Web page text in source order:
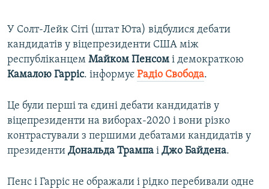
Усі сайти RFE/RL
У Солт-Лейк Сіті (штат Юта) відбулися дебати
кандидатів у віцепрезиденти США між
республіканцем Майком Пенсом і демократкою
Камалою Гарріс. інформує Радіо Свобода.
Це були перші та єдині дебати кандидатів у
віцепрезиденти на виборах-2020 і вони різко
контрастували з першими дебатами кандидатів у
президенти Дональда Трампа і Джо Байдена.
Пенс і Гарріс не ображали і рідко перебивали одне